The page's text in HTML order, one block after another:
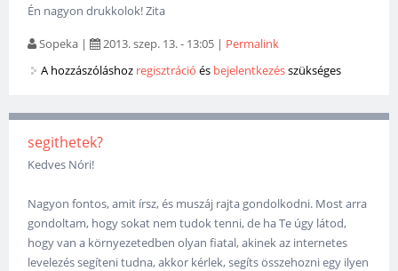
Én nagyon drukkolok! Zita
Sopeka | 2013. szep. 13. - 13:05 | Permalink
A hozzászóláshoz regisztráció és bejelentkezésszükséges
segithetek?
Kedves Nóri!
Nagyon fontos, amit írsz, és muszáj rajta gondolkodni. Most arra
gondoltam, hogy sokat nem tudok tenni, de ha Te úgy látod,
hogy van a környezetedben olyan fiatal, akinek az internetes
levelezés segíteni tudna, akkor kérlek, segíts összehozni egy ilyen